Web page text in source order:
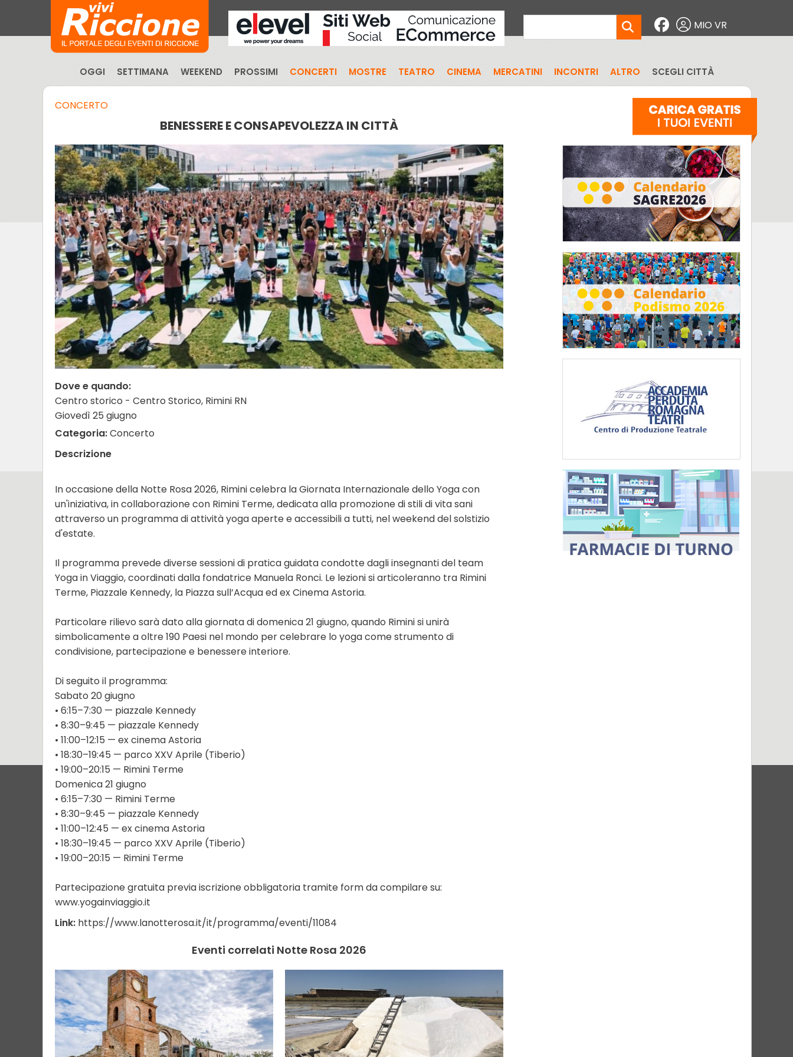
MIO VR
OGGI SETTIMANA WEEKEND PROSSIMI CONCERTI MOSTRE TEATRO CINEMA MERCATINI INCONTRI ALTRO SCEGLI CITTÀ
CONCERTO
BENESSERE E CONSAPEVOLEZZA IN CITTÀ
Dove e quando:
Centro storico - Centro Storico, Rimini RN
Giovedì 25 giugno
Categoria:Concerto
Descrizione
In occasione della Notte Rosa 2026, Rimini celebra la Giornata Internazionale dello Yoga con
un'iniziativa, in collaborazione con Rimini Terme, dedicata alla promozione di stili di vita sani
attraverso un programma di attività yoga aperte e accessibili a tutti, nel weekend del solstizio
d'estate.
Il programma prevede diverse sessioni di pratica guidata condotte dagli insegnanti del team
Yoga in Viaggio, coordinati dalla fondatrice Manuela Ronci. Le lezioni si articoleranno tra Rimini
Terme, Piazzale Kennedy, la Piazza sull’Acqua ed ex Cinema Astoria.
Particolare rilievo sarà dato alla giornata di domenica 21 giugno, quando Rimini si unirà
simbolicamente a oltre 190 Paesi nel mondo per celebrare lo yoga come strumento di
condivisione, partecipazione e benessere interiore.
Di seguito il programma:
Sabato 20 giugno
• 6:15–7:30 — piazzale Kennedy
• 8:30–9:45 — piazzale Kennedy
• 11:00–12:15 — ex cinema Astoria
• 18:30–19:45 — parco XXV Aprile (Tiberio)
• 19:00–20:15 — Rimini Terme
Domenica 21 giugno
• 6:15–7:30 — Rimini Terme
• 8:30–9:45 — piazzale Kennedy
• 11:00–12:45 — ex cinema Astoria
• 18:30–19:45 — parco XXV Aprile (Tiberio)
• 19:00–20:15 — Rimini Terme
Partecipazione gratuita previa iscrizione obbligatoria tramite form da compilare su:
www.yogainviaggio.it
Link: https://www.lanotterosa.it/it/programma/eventi/11084
Eventi correlati Notte Rosa 2026